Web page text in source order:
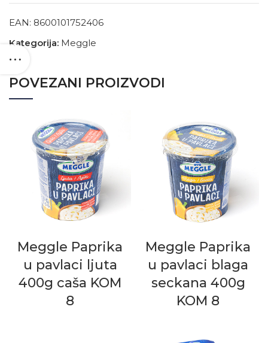
EAN: 8600101752406
Kategorija: Meggle
POVEZANI PROIZVODI
Meggle Paprika
u pavlaci ljuta
400g caša KOM
8
Meggle Paprika
u pavlaci blaga
seckana 400g
KOM 8